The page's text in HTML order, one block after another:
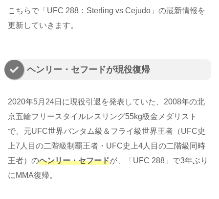
こちらで「UFC 288：Sterling vs Cejudo」の最新情報を
更新していきます。
ヘンリー・セフードが現役復帰
2020年5月24日に現役引退を発表していた、2008年の北
京五輪フリースタイルレスリング55kg級金メダリスト
で、元UFC世界バンタム級＆フライ級世界王者（UFC史
上7人目の二階級制覇王者・UFC史上4人目の二階級同時
王者）のヘンリー・セフードが、「UFC 288」で3年ぶり
にMMA復帰。